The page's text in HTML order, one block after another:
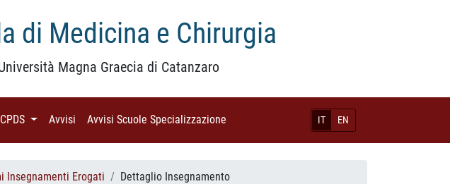
di Medicina e Chirurgia
Magna Graecia di Catanzaro
IT EN
CPDS (current)
Avvisi (current)
Avvisi Scuole Specializzazione
Insegnamenti Erogati Dettaglio Insegnamento